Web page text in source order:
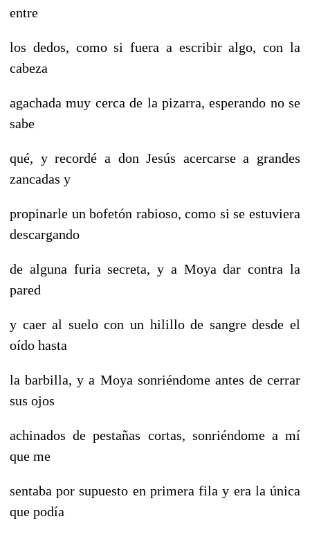
entre
los dedos, como si fuera a escribir algo, con la
cabeza
agachada muy cerca de la pizarra, esperando no se
sabe
qué, y recordé a don Jesús acercarse a grandes
zancadas y
propinarle un bofetón rabioso, como si se estuviera
descargando
de alguna furia secreta, y a Moya dar contra la
pared
y caer al suelo con un hilillo de sangre desde el
oído hasta
la barbilla, y a Moya sonriéndome antes de cerrar
sus ojos
achinados de pestañas cortas, sonriéndome a mí
que me
sentaba por supuesto en primera fila y era la única
que podía